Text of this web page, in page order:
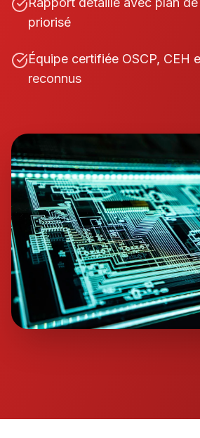
priorisé
Équipe certifiée OSCP, CEH
reconnus